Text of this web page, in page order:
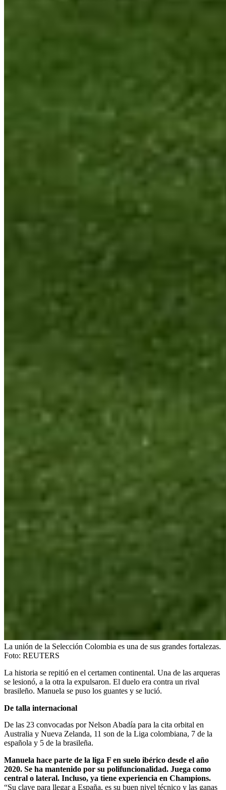
La unión de la Selección Colombia es una de sus grandes fortalezas.
Foto: REUTERS
La historia se repitió en el certamen continental. Una de las arqueras
se lesionó, a la otra la expulsaron. El duelo era contra un rival
brasileño. Manuela se puso los guantes y se lució.
De talla internacional
De las 23 convocadas por Nelson Abadía para la cita orbital en
Australia y Nueva Zelanda, 11 son de la Liga colombiana, 7 de la
española y 5 de la brasileña.
Manuela hace parte de la liga F en suelo ibérico desde el año
2020. Se ha mantenido por su polifuncionalidad. Juega como
central o lateral. Incluso, ya tiene experiencia en Champions.
“Su clave para llegar a España, es su buen nivel técnico y las ganas